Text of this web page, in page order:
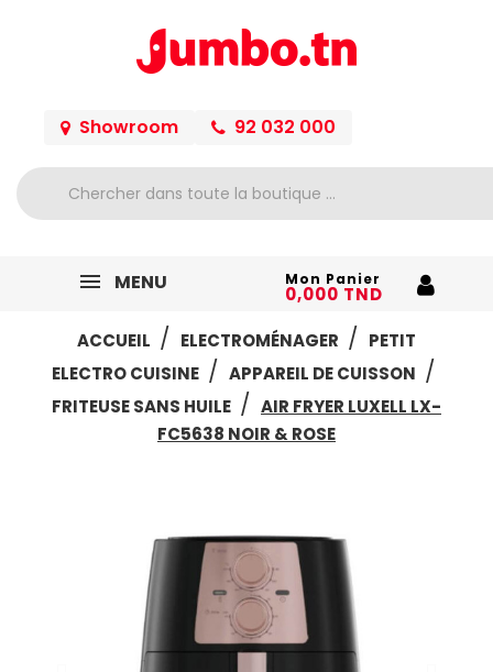
Showroom 92 032 000
MENU Mon Panier
0,000 TND
ACCUEIL
ELECTROMÉNAGER
PETIT
ELECTRO CUISINE
APPAREIL DE CUISSON
FRITEUSE SANS HUILE
AIR FRYER LUXELL LX-
FC5638 NOIR & ROSE